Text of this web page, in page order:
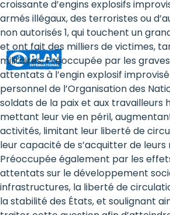
rights
are
human
rights:
Positioning
girls
at
the
heart
croissante d’engins explosifs
armés illégaux, des terroristes ou
non autorisés 1, qui touchent un
et ont fait des milliers de victimes,
militaires, Préoccupée par les
attentats à l’engin explosif
personnel de l’Organisation des
soldats de la paix et aux travailleurs
mettant leur vie en péril,
activités, limitant leur liberté de
leur capacité de s’acquitter de leurs
Préoccupée également par les
attentats sur le développement
infrastructures, la liberté de
la stabilité des États, et soulignant